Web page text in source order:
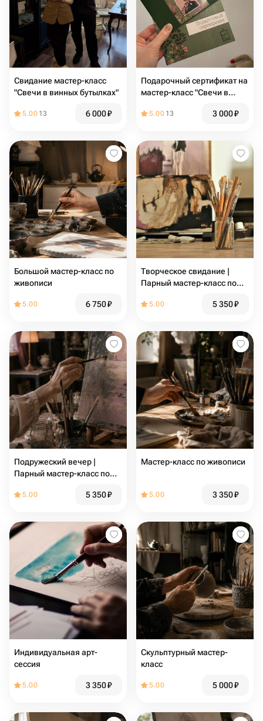
Свидание мастер-класс
"Свечи в винных бутылках"
5.00 13 6 000₽
Подарочный сертификат на
мастер-класс "Свечи в
5.00 13 3 000₽
Большой мастер-класс по
живописи
5.00 6 750₽
Творческое свидание |
Парный мастер-класс по
5.00 5 350₽
Подружеский вечер |
Парный мастер-класс по
5.00 5 350₽
Мастер-класс по живописи
5.00 3 350₽
Индивидуальная арт-
сессия
5.00 3 350₽
Скульптурный мастер-
класс
5.00 5 000₽